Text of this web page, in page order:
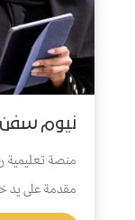
نيوم
منصة تعليمية
مقدمة على يد